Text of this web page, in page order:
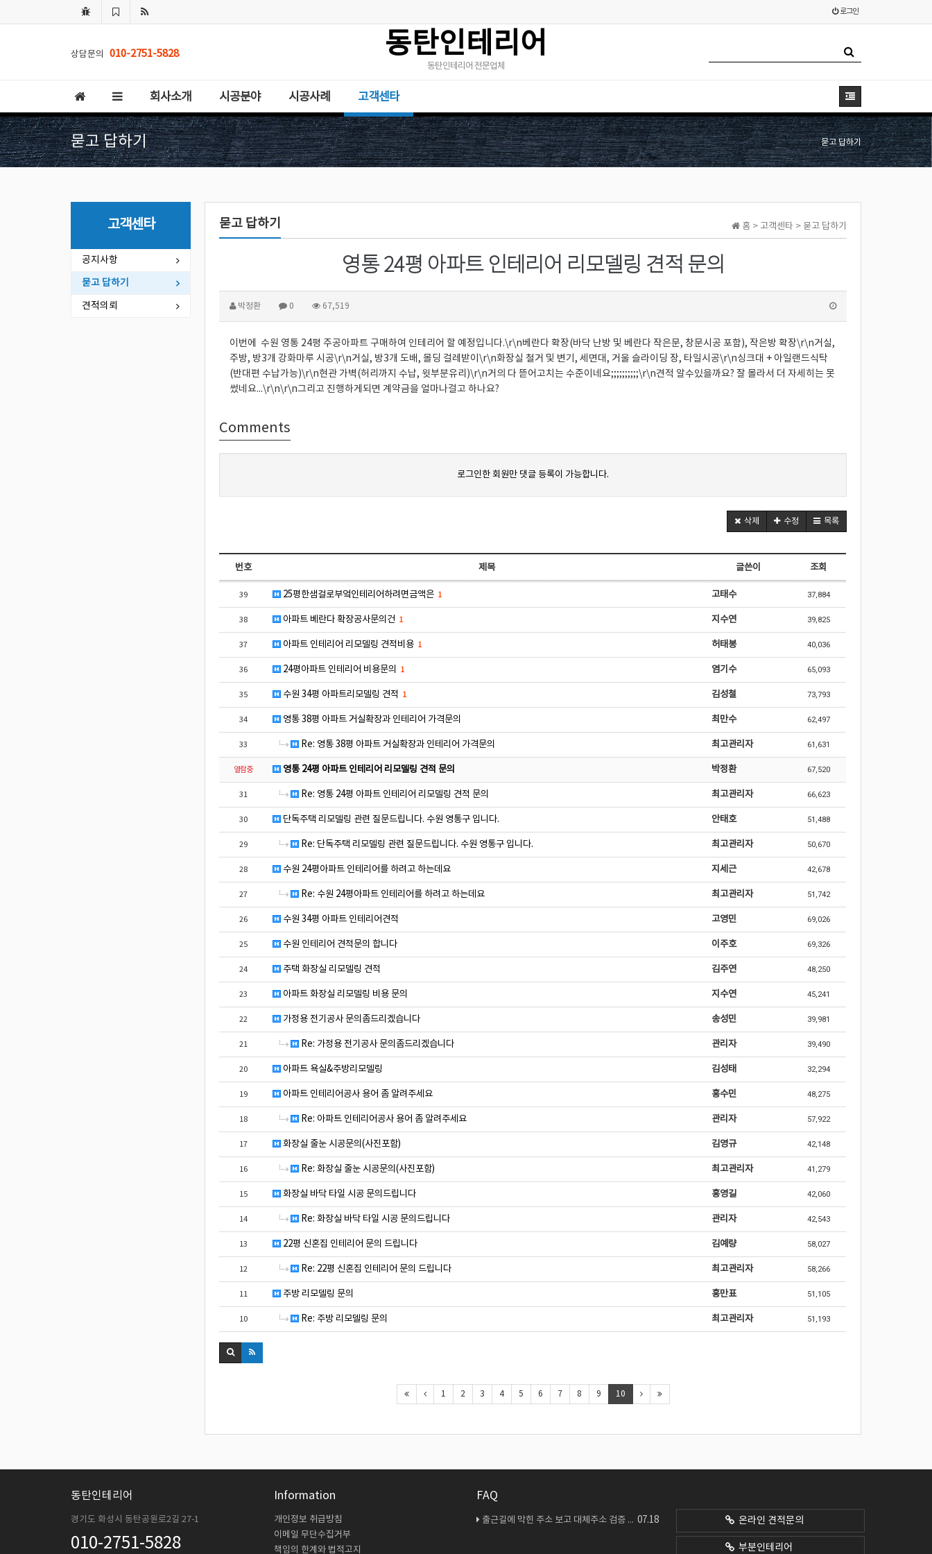
로그인
상담문의 010-2751-5828 동탄인테리어
동탄인테리어 전문업체
회사소개 시공분야 시공사례 고객센타
묻고 답하기 묻고 답하기
홈 > 고객센타 > 묻고 답하기
묻고 답하기
영통 24평 아파트 인테리어 리모델링 견적 문의
박정환 0 67,519
이번에 수원 영통 24평 주공아파트 구매하여 인테리어 할 예정입니다.\r\n베란다 확장(바닥 난방 및 베란다 작은문, 창문시공 포함), 작은방 확장\r\n거실,
주방, 방3개 강화마루 시공\r\n거실, 방3개 도배, 몰딩 걸레받이\r\n화장실 철거 및 변기, 세면대, 거울 슬라이딩 장, 타일시공\r\n싱크대 + 아일랜드식탁
(반대편 수납가능)\r\n현관 가벽(허리까지 수납, 윗부분유리)\r\n거의 다 뜯어고치는 수준이네요;;;;;;;;;;\r\n견적 알수있을까요? 잘 몰라서 더 자세히는 못
썼네요...\r\n\r\n그리고 진행하게되면 계약금을 얼마나걸고 하나요?
Comments
로그인한 회원만 댓글 등록이 가능합니다.
삭제 수정 목록
번호 제목 글쓴이 조회
39 25평한샘걸로부엌인테리어하려면금액은 1 고태수 37,884
38 아파트 베란다 확장공사문의건 1 지수연 39,825
37 아파트 인테리어 리모델링 견적비용 1 허태봉 40,036
36 24평아파트 인테리어 비용문의 1 염기수 65,093
35 수원 34평 아파트리모델링 견적 1 김성철 73,793
34 영통 38평 아파트 거실확장과 인테리어 가격문의 최만수 62,497
33 Re: 영통 38평 아파트 거실확장과 인테리어 가격문의 최고관리자 61,631
열람중 영통 24평 아파트 인테리어 리모델링 견적 문의 박정환 67,520
31 Re: 영통 24평 아파트 인테리어 리모델링 견적 문의 최고관리자 66,623
30 단독주택 리모델링 관련 질문드립니다. 수원 영통구 입니다. 안태호 51,488
29 Re: 단독주택 리모델링 관련 질문드립니다. 수원 영통구 입니다. 최고관리자 50,670
28 수원 24평아파트 인테리어를 하려고 하는데요 지세근 42,678
27 Re: 수원 24평아파트 인테리어를 하려고 하는데요 최고관리자 51,742
26 수원 34평 아파트 인테리어견적 고영민 69,026
25 수원 인테리어 견적문의 합니다 이주호 69,326
24 주택 화장실 리모델링 견적 김주연 48,250
23 아파트 화장실 리모델링 비용 문의 지수연 45,241
22 가정용 전기공사 문의좀드리겠습니다 송성민 39,981
21 Re: 가정용 전기공사 문의좀드리겠습니다 관리자 39,490
20 아파트 욕실&주방리모델링 김성태 32,294
19 아파트 인테리어공사 용어 좀 알려주세요 홍수민 48,275
18 Re: 아파트 인테리어공사 용어 좀 알려주세요 관리자 57,922
17 화장실 줄눈 시공문의(사진포함) 김영규 42,148
16 Re: 화장실 줄눈 시공문의(사진포함) 최고관리자 41,279
15 화장실 바닥 타일 시공 문의드립니다 홍영길 42,060
14 Re: 화장실 바닥 타일 시공 문의드립니다 관리자 42,543
13 22평 신혼집 인테리어 문의 드립니다 김예량 58,027
12 Re: 22평 신혼집 인테리어 문의 드립니다 최고관리자 58,266
11 주방 리모델링 문의 홍만표 51,105
10 Re: 주방 리모델링 문의 최고관리자 51,193
1 2 3 4 5 6 7 8 9 10
고객센타
공지사항
묻고 답하기
견적의뢰
동탄인테리어
경기도 화성시 동탄공원로2길 27-1
010-2751-5828
Information
개인정보 취급방침
이메일 무단수집거부
책임의 한계와 법적고지
FAQ
07.18
출근길에 막힌 주소 보고 대체주소 검증 다시 해봤네요 온라인 견적문의
부분인테리어